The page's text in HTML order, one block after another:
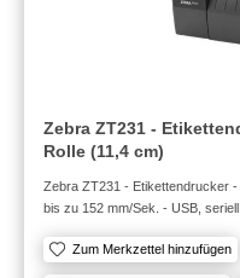
Zebra ZT231 -
Rolle (11,4 cm)
Zebra ZT231 - Etikettendrucker
bis zu 152 mm/Sek. - USB,
Zum Merkzettel hinzufügen